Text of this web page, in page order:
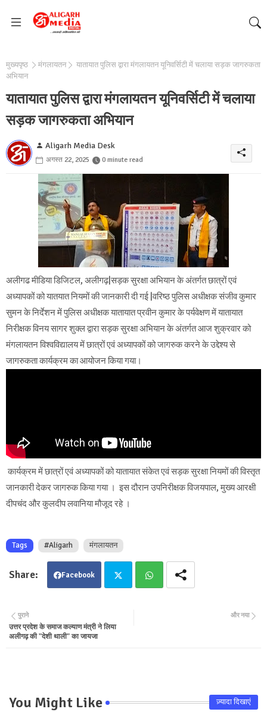
मुख्यपृष्ठ मंगलायतन
यातायात पुलिस द्वारा मंगलायतन यूनिवर्सिटी में चलाया सड़क जागरुकता
अभियान
यातायात पुलिस द्वारा मंगलायतन यूनिवर्सिटी में चलाया
सड़क जागरुकता अभियान
Aligarh Media Desk
अगस्त 22, 2025 0 minute read
अलीगढ मीडिया डिजिटल, अलीगढ़|सड़क सुरक्षा अभियान के अंतर्गत छात्रों एवं
अध्यापकों को यातयात नियमों की जानकारी दी गई |वरिष्ठ पुलिस अधीक्षक संजीव कुमार
सुमन के निर्देशन में पुलिस अधीक्षक यातायात प्रवीन कुमार के पर्यवेक्षण में यातायात
निरीक्षक विनय सागर शुक्ल द्वारा सड़क सुरक्षा अभियान के अंतर्गत आज शुक्रवार को
मंगलायतन विश्वविद्यालय में छात्रों एवं अध्यापकों को जागरुक करने के उद्देश्य से
जागरुकता कार्यक्रम का आयोजन किया गया।
कार्यक्रम में छात्रों एवं अध्यापकों को यातायात संकेत एवं सड़क सुरक्षा नियमों की विस्तृत
जानकारी देकर जागरुक किया गया । इस दौरान उपनिरीक्षक विजयपाल, मुख्य आरक्षी
दीपचंद और कुलदीप लवानिया मौजूद रहे ।
Tags #Aligarh मंगलायतन
Facebook
ter
और नया
पुराने
उत्तर प्रदेश के समाज कल्याण मंत्री ने लिया
अलीगढ़ की "देशी थाली" का जायजा
You Might Like ज़्यादा दिखाएं